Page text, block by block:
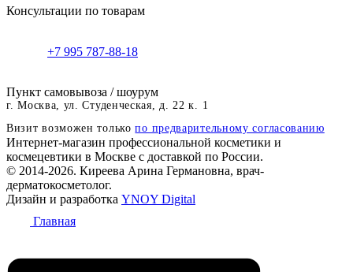
Консультации по товарам
+7 995 787-88-18
Пункт самовывоза / шоурум
г. Москва, ул. Студенческая, д. 22 к. 1
Визит возможен толькопо предварительному согласованию
Интернет-магазин профессиональной косметики и
космецевтики в Москве с доставкой по России.
© 2014-2026. Киреева Арина Германовна, врач-
дерматокосметолог.
Дизайн и разработка YNOY Digital
Главная